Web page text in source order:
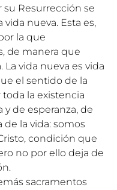
Resurrección se
nueva. Esta es,
la que
de manera que
vida nueva es vida
el sentido de la
la existencia
de esperanza, de
la vida: somos
condición que
no por ello deja de
sacramentos